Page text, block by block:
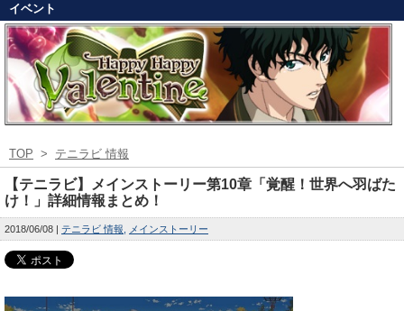
イベント
TOP > テニラビ 情報
【テニラビ】メインストーリー第10章「覚醒！世界へ羽ばた
け！」詳細情報まとめ！
2018/06/08 テニラビ 情報 メインストーリー